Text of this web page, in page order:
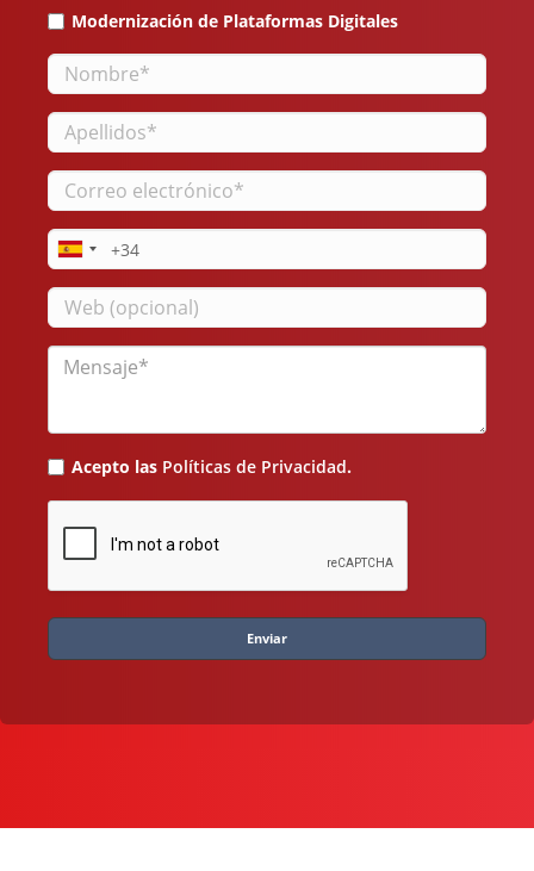
Modernización de Plataformas Digitales
Nombre
Apellidos
Correo
electrónico
Teléfono
Web
Mensaje
Acepto las Políticas de Privacidad.
Enviar